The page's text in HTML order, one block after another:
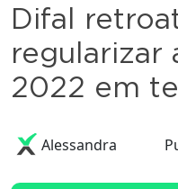
Difal
regularizar
2022 em
Alessandra